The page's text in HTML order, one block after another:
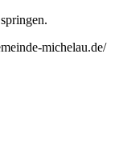
springen.
michelau.de/